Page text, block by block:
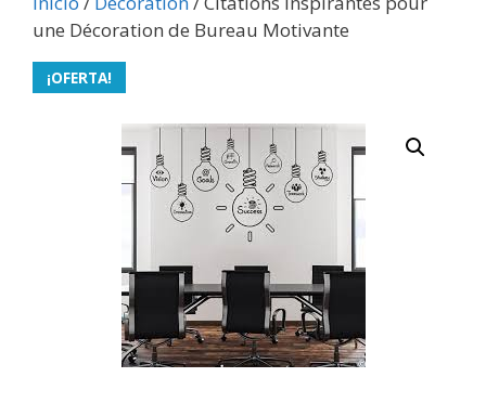
une Décoration de Bureau Motivante
¡OFERTA!